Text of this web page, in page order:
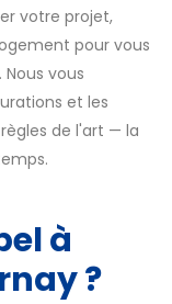
votre projet,
pour vous
vous
et les
de l'art — la
à
?